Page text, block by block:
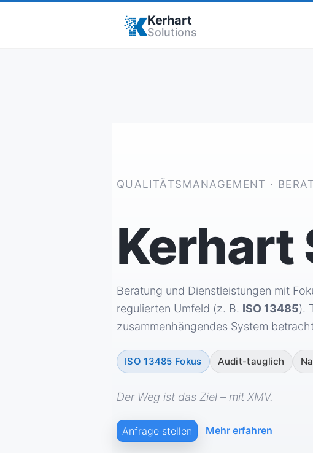
Kerhart
Solutions
QUALITÄTSMANAGEMENT ·
Kerhart
Beratung und Dienstleistungen mit
regulierten Umfeld (z. B. ISO 13485).
zusammenhängendes System
ISO 13485 Fokus Audit-tauglich
Der Weg ist das Ziel – mit XMV.
Anfrage stellen Mehr erfahren